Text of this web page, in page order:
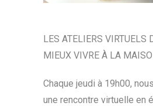
LES ATELIERS VIRTUELS
MIEUX VIVRE À LA
Chaque jeudi à 19h00,
une rencontre virtuelle en